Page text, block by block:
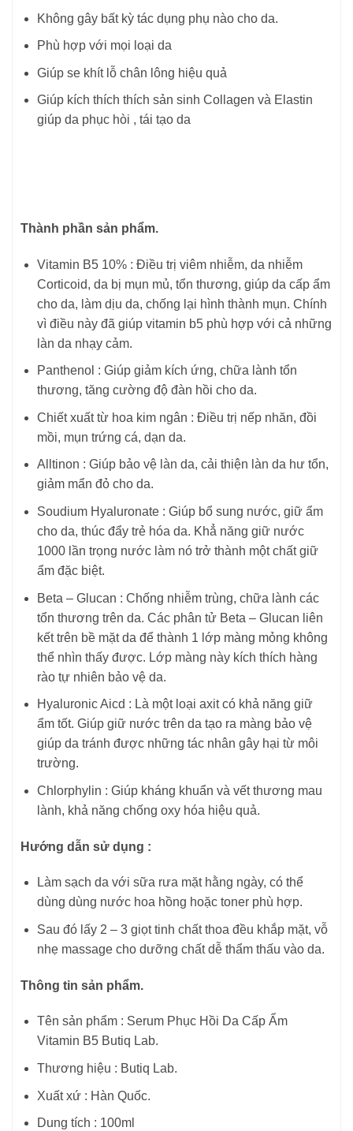
Không gây bất kỳ tác dụng phụ nào cho da.
Phù hợp với mọi loại da
Giúp se khít lỗ chân lông hiệu quả
Giúp kích thích thích sản sinh Collagen và Elastin
giúp da phục hòi , tái tạo da
Thành phần sản phẩm.
Vitamin B5 10% : Điều trị viêm nhiễm, da nhiễm
Corticoid, da bị mụn mủ, tổn thương, giúp da cấp ẩm
cho da, làm dịu da, chống lại hình thành mụn. Chính
vì điều này đã giúp vitamin b5 phù hợp với cả những
làn da nhạy cảm.
Panthenol : Giúp giảm kích ứng, chữa lành tổn
thương, tăng cường độ đàn hồi cho da.
Chiết xuất từ hoa kim ngân : Điều trị nếp nhăn, đồi
mồi, mụn trứng cá, dạn da.
Alltinon : Giúp bảo vệ làn da, cải thiện làn da hư tổn,
giảm mẩn đỏ cho da.
Soudium Hyaluronate : Giúp bổ sung nước, giữ ẩm
cho da, thúc đẩy trẻ hóa da. Khẳ năng giữ nước
1000 lần trọng nước làm nó trở thành một chất giữ
ẩm đặc biệt.
Beta – Glucan : Chống nhiễm trùng, chữa lành các
tổn thương trên da. Các phân tử Beta – Glucan liên
kết trên bề mặt da để thành 1 lớp màng mỏng không
thể nhìn thấy được. Lớp màng này kích thích hàng
rào tự nhiên bảo vệ da.
Hyaluronic Aicd : Là một loại axit có khả năng giữ
ẩm tốt. Giúp giữ nước trên da tạo ra màng bảo vệ
giúp da tránh được những tác nhân gây hại từ môi
trường.
Chlorphylin : Giúp kháng khuẩn và vết thương mau
lành, khả năng chống oxy hóa hiệu quả.
Hướng dẫn sử dụng :
Làm sạch da với sữa rưa mặt hằng ngày, có thể
dùng dùng nước hoa hồng hoặc toner phù hợp.
Sau đó lấy 2 – 3 giọt tinh chất thoa đều khắp mặt, vỗ
nhẹ massage cho dưỡng chất dễ thẩm thấu vào da.
Thông tin sản phẩm.
Tên sản phẩm : Serum Phục Hồi Da Cấp Ẩm
Vitamin B5 Butiq Lab.
Thương hiệu : Butiq Lab.
Xuất xứ : Hàn Quốc.
Dung tích : 100ml